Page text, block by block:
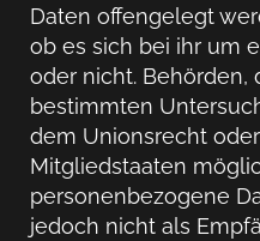
Daten offengelegt
ob es sich bei ihr um
oder nicht. Behörden,
bestimmten
dem Unionsrecht
Mitgliedstaaten
personenbezogene
jedoch nicht als